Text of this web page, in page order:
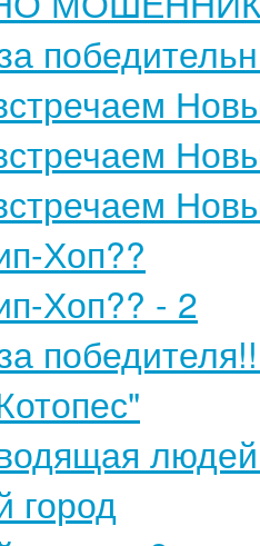
Хоп??
Хоп?? - 2
город